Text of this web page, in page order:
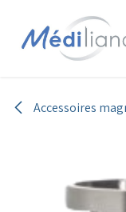
Accessoires